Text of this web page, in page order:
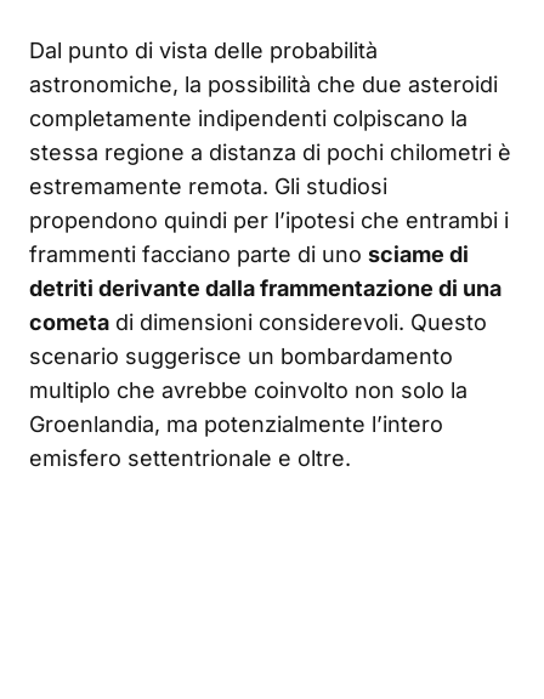
Dal punto di vista delle probabilità
astronomiche, la possibilità che due asteroidi
completamente indipendenti colpiscano la
stessa regione a distanza di pochi chilometri è
estremamente remota. Gli studiosi
propendono quindi per l’ipotesi che entrambi i
frammenti facciano parte di uno sciame di
detriti derivante dalla frammentazione di una
cometa di dimensioni considerevoli. Questo
scenario suggerisce un bombardamento
multiplo che avrebbe coinvolto non solo la
Groenlandia, ma potenzialmente l’intero
emisfero settentrionale e oltre.